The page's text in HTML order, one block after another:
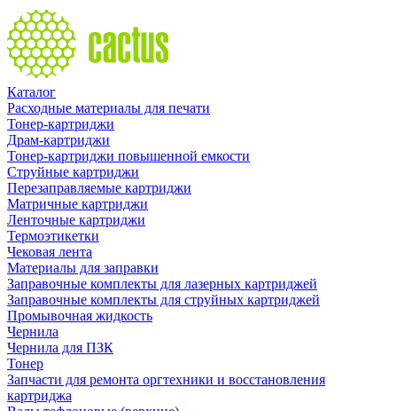
Каталог
Расходные материалы для печати
Тонер-картриджи
Драм-картриджи
Тонер-картриджи повышенной емкости
Струйные картриджи
Перезаправляемые картриджи
Матричные картриджи
Ленточные картриджи
Термоэтикетки
Чековая лента
Материалы для заправки
Заправочные комплекты для лазерных картриджей
Заправочные комплекты для струйных картриджей
Промывочная жидкость
Чернила
Чернила для ПЗК
Тонер
Запчасти для ремонта оргтехники и восстановления
картриджа